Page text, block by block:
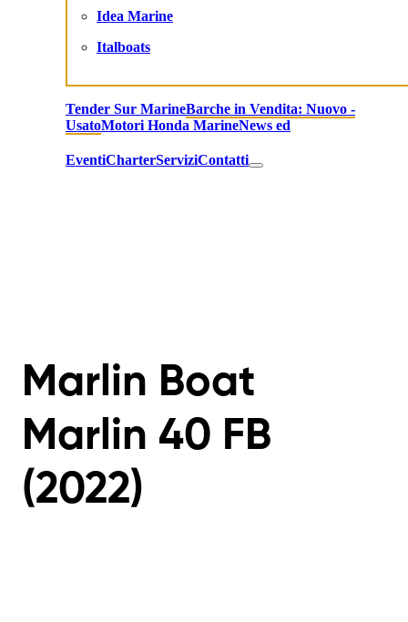
Idea Marine
Italboats
Tender Sur MarineBarche in Vendita: Nuovo -
UsatoMotori Honda MarineNews ed
EventiCharterServiziContatti
Marlin Boat
Marlin 40 FB
(2022)